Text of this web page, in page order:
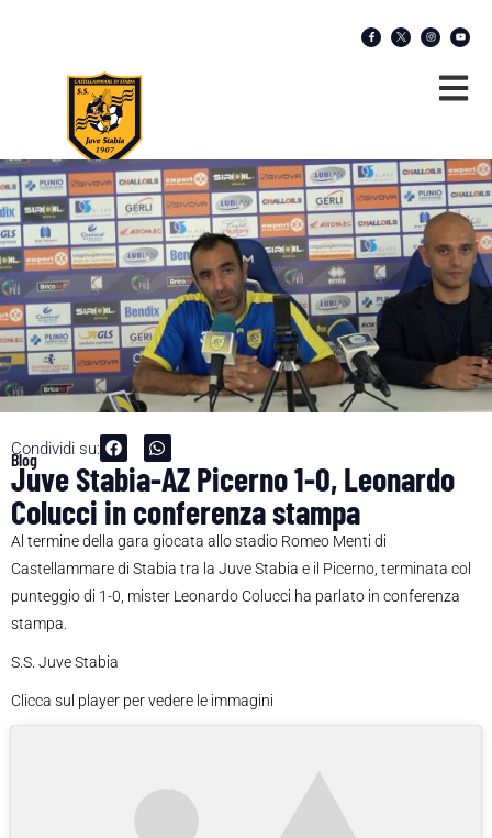
Condividi su:
Blog
Juve Stabia-AZ Picerno 1-0, Leonardo
Colucci in conferenza stampa
Al termine della gara giocata allo stadio Romeo Menti di
Castellammare di Stabia tra la Juve Stabia e il Picerno, terminata col
punteggio di 1-0, mister Leonardo Colucci ha parlato in conferenza
stampa.
S.S. Juve Stabia
Clicca sul player per vedere le immagini